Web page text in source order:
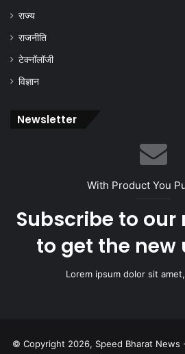
राज्य
राजनीति
टेक्नॉलॉजी
विज्ञान
Newsletter
With Product You
Subscribe to
to get the new
Lorem ipsum dolor sit
© Copyright 2026, Speed Bharat News